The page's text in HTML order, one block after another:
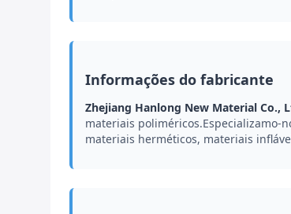
Informações do fabricante
Zhejiang Hanlong New Material Co.,
materiais
materiais herméticos, materiais